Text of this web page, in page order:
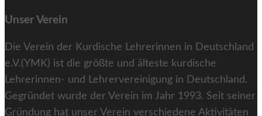
Unser Verein
Die Verein der Kurdische Lehrerinnen in Deutschland
e.V.(YMK) ist die größte und älteste kurdische
Lehrerinnen- und Lehrervereinigung in Deutschland.
Gegründet wurde der Verein im Jahr 1993. Seit seiner
Gründung hat unser Verein verschiedene Aktivitäten